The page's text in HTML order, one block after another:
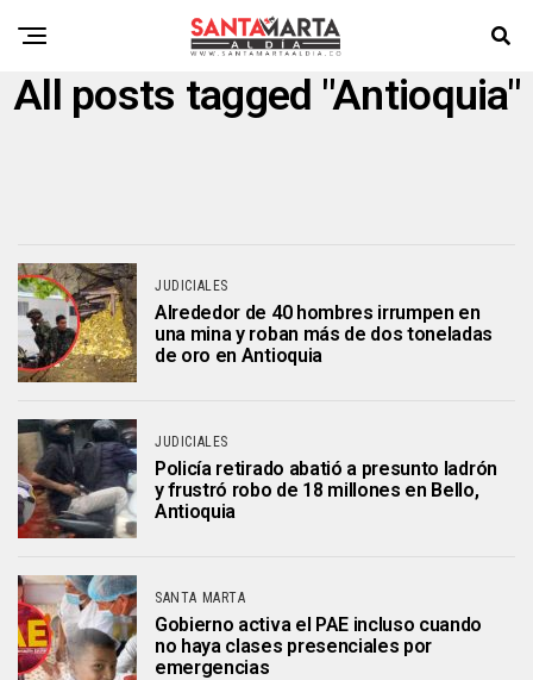
All posts tagged "Antioquia"
JUDICIALES
Alrededor de 40 hombres irrumpen en
una mina y roban más de dos toneladas
de oro en Antioquia
JUDICIALES
Policía retirado abatió a presunto ladrón
y frustró robo de 18 millones en Bello,
Antioquia
SANTA MARTA
Gobierno activa el PAE incluso cuando
no haya clases presenciales por
emergencias